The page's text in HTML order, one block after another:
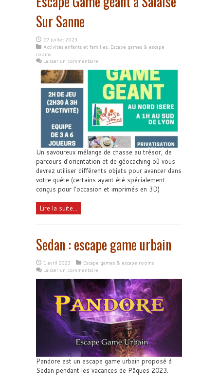
Sur Sanne
27 juillet 2023
Activités enfants et familles, Escape games & escape
rooms
Laisser un commentaire
Un savoureux mélange de chasse au trésor, de
parcours d'orientation et de géocaching où vous
devrez utiliser différents objets pour avancer dans
votre quête (certains ayant été spécialement
conçus pour l'occasion et imprimés en 3D)
Lire la suite...
Sedan : escape game urbain
1 avril 2023
Escape games & escape rooms
Laisser un commentaire
Pandore est un escape game urbain proposé à
Sedan pendant les vacances de Pâques 2023.